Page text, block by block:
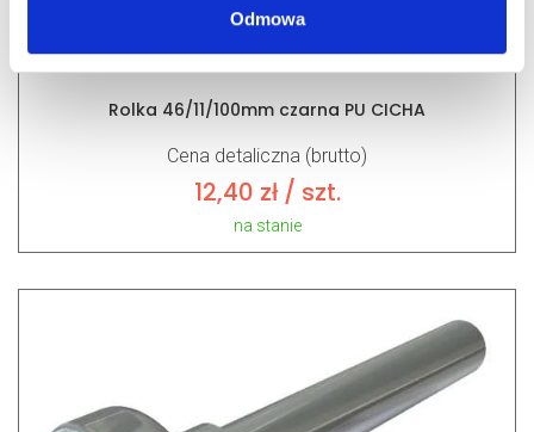
Odmowa
Rolka 46/11/100mm czarna PU CICHA
Cena detaliczna (brutto)
12,40 zł/ szt.
na stanie